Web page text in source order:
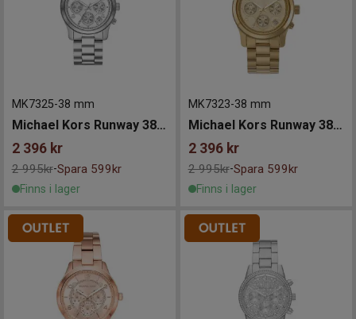
MK7325-38 mm
Michael Kors Runway 38mm
2 396 kr
2 995kr-Spara 599kr
Finns i lager
MK7323-38 mm
Michael Kors Runway 38mm
2 396 kr
2 995kr-Spara 599kr
Finns i lager